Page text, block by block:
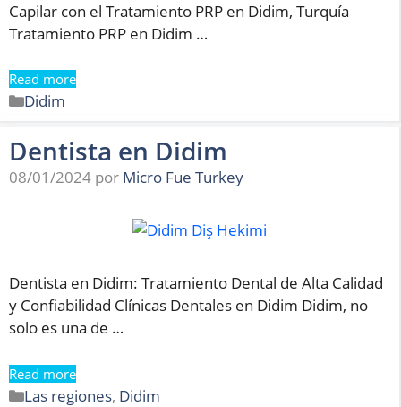
Capilar con el Tratamiento PRP en Didim, Turquía
Tratamiento PRP en Didim …
Read more
Categorías
Didim
Dentista en Didim
08/01/2024 por Micro Fue Turkey
Dentista en Didim: Tratamiento Dental de Alta Calidad
y Confiabilidad Clínicas Dentales en Didim Didim, no
solo es una de …
Read more
Categorías
Las regiones, Didim